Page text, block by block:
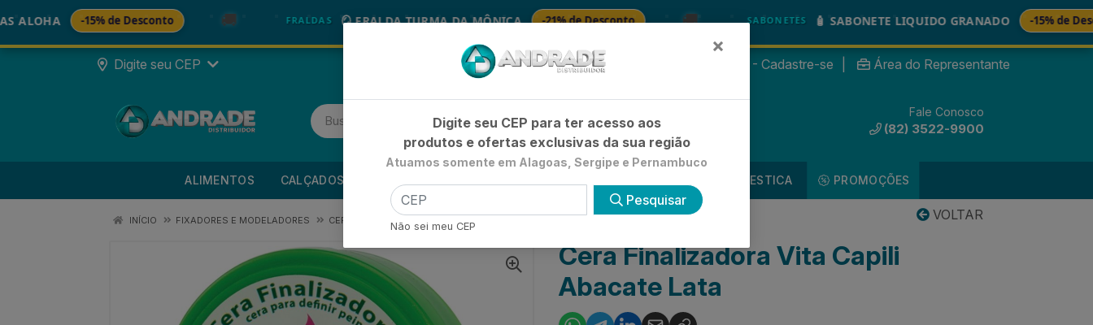
-15% de Desconto 🚚 FRALDAS 🪞 FRALDA TURMA DA MÔNICA -21% de Desconto 🚚 SABONETES 🧴 SABONETE LIQUIDO GRANADO -15% de Desconto
Digite seu CEP Já é cliente? - Entrar Não é cliente? - Cadastre-se Área do Representante
Fale Conosco
(82) 3522-9900
ALIMENTOS CALÇADOS UTILIDADE DOMESTICA PROMOÇÕES
VOLTAR
INÍCIO FIXADORES E MODELADORES CERA CAPILAR CERA FINALIZADORA VITA CAPILI ABACATE LATA
Cera Finalizadora Vita Capili
Abacate Lata
×
Digite seu CEP para ter acesso aos
produtos e ofertas exclusivas da sua região
Atuamos somente em Alagoas, Sergipe e Pernambuco
Pesquisar
Não sei meu CEP